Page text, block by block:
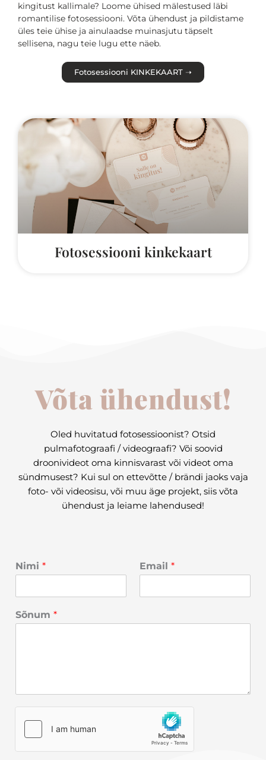
kingitust kallimale? Loome ühised mälestused läbi
romantilise fotosessiooni. Võta ühendust ja pildistame
üles teie ühise ja ainulaadse muinasjutu täpselt
sellisena, nagu teie lugu ette näeb.
Fotosessiooni KINKEKAART ➝
Fotosessiooni kinkekaart
Võta ühendust!
Oled huvitatud fotosessioonist? Otsid
pulmafotograafi / videograafi? Või soovid
droonivideot oma kinnisvarast või videot oma
sündmusest? Kui sul on ettevõtte / brändi jaoks vaja
foto- või videosisu, või muu äge projekt, siis võta
ühendust ja leiame lahendused!
Nimi * Email *
Sõnum *